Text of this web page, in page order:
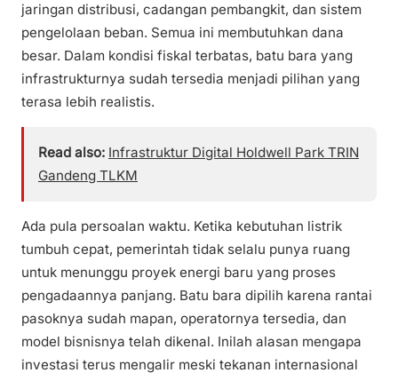
jaringan distribusi, cadangan pembangkit, dan sistem
pengelolaan beban. Semua ini membutuhkan dana
besar. Dalam kondisi fiskal terbatas, batu bara yang
infrastrukturnya sudah tersedia menjadi pilihan yang
terasa lebih realistis.
Read also: Infrastruktur Digital Holdwell Park TRIN
Gandeng TLKM
Ada pula persoalan waktu. Ketika kebutuhan listrik
tumbuh cepat, pemerintah tidak selalu punya ruang
untuk menunggu proyek energi baru yang proses
pengadaannya panjang. Batu bara dipilih karena rantai
pasoknya sudah mapan, operatornya tersedia, dan
model bisnisnya telah dikenal. Inilah alasan mengapa
investasi terus mengalir meski tekanan internasional